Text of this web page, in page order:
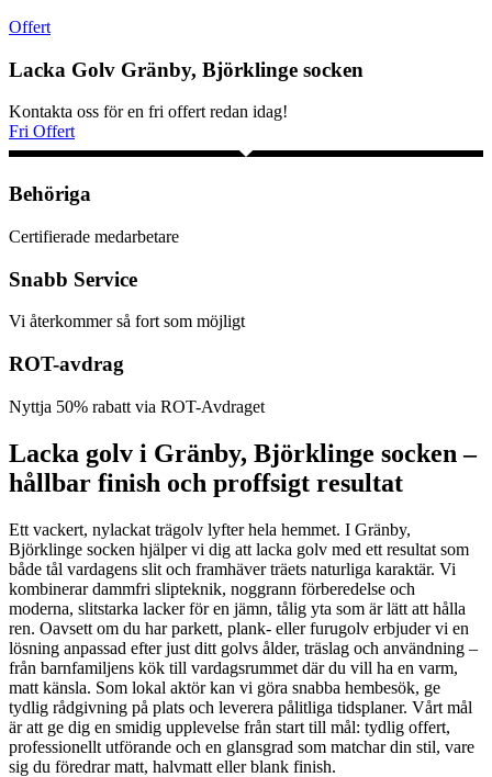
Offert
Lacka Golv Gränby, Björklinge socken
Kontakta oss för en fri offert redan idag!
Fri Offert
Behöriga
Certifierade medarbetare
Snabb Service
Vi återkommer så fort som möjligt
ROT-avdrag
Nyttja 50% rabatt via ROT-Avdraget
Lacka golv i Gränby, Björklinge socken –
hållbar finish och proffsigt resultat
Ett vackert, nylackat trägolv lyfter hela hemmet. I Gränby,
Björklinge socken hjälper vi dig att lacka golv med ett resultat som
både tål vardagens slit och framhäver träets naturliga karaktär. Vi
kombinerar dammfri slipteknik, noggrann förberedelse och
moderna, slitstarka lacker för en jämn, tålig yta som är lätt att hålla
ren. Oavsett om du har parkett, plank- eller furugolv erbjuder vi en
lösning anpassad efter just ditt golvs ålder, träslag och användning –
från barnfamiljens kök till vardagsrummet där du vill ha en varm,
matt känsla. Som lokal aktör kan vi göra snabba hembesök, ge
tydlig rådgivning på plats och leverera pålitliga tidsplaner. Vårt mål
är att ge dig en smidig upplevelse från start till mål: tydlig offert,
professionellt utförande och en glansgrad som matchar din stil, vare
sig du föredrar matt, halvmatt eller blank finish.